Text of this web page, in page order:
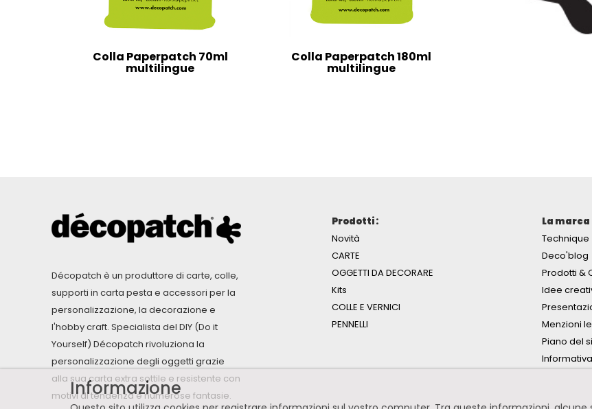
Colla Paperpatch 70ml
multilingue
Colla Paperpatch 180ml
multilingue
Décopatch è un produttore di carte, colle,
supporti in carta pesta e accessori per la
personalizzazione, la decorazione e
l'hobby craft. Specialista del DIY (Do it
Yourself) Décopatch rivoluziona la
personalizzazione degli oggetti grazie
alla sua carta extra sottile e resistente con
motivi di tendenza e numerose fantasie.
Prodotti :
Novità
CARTE
OGGETTI DA DECORARE
Kits
COLLE E VERNICI
PENNELLI
La marca
Technique
Deco'blog
Prodotti &
Idee
Menzioni
Piano del
Informazione